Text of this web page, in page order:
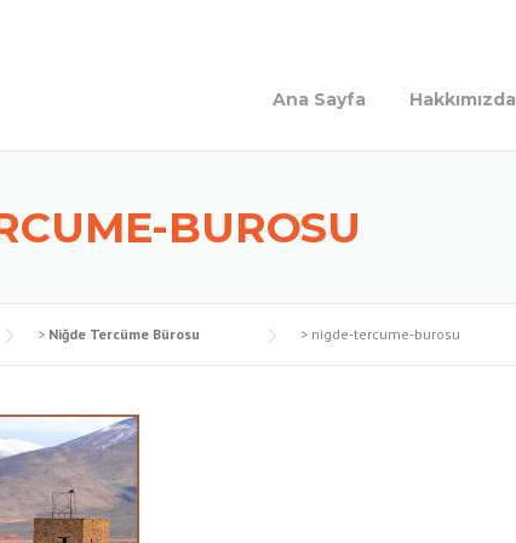
Ana Sayfa Hakkımızda
BUROSU
> Niğde Tercüme Bürosu > nigde-tercume-burosu